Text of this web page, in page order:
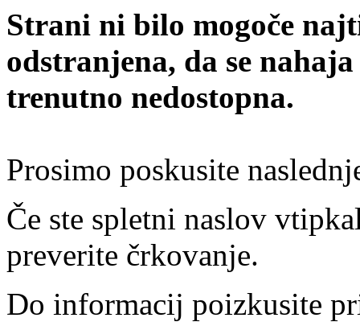
Strani ni bilo mogoče
odstranjena, da se
trenutno nedostopna.
Prosimo poskusite
Če ste spletni naslov
preverite črkovanje.
Do informacij poizkusite